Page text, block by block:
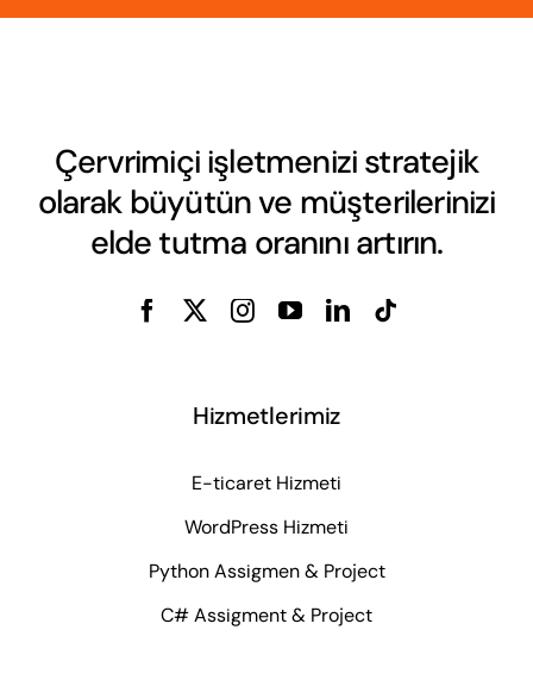
Çervrimiçi işletmenizi stratejik
olarak büyütün ve müşterilerinizi
elde tutma oranını artırın.
Hizmetlerimiz
E-ticaret Hizmeti
WordPress Hizmeti
Python Assigmen & Project
C# Assigment & Project